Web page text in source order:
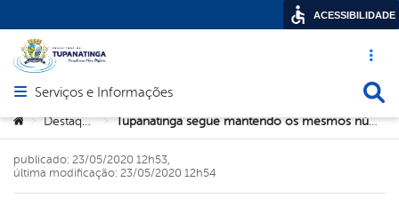
Acesso
Abrir menu principal de navegação
Serviços e Informações
Você está aqui:
> Destaques > Tupanatinga segue mantendo os mesmos números de casos confirmados de Covid-19
publicado: 23/05/2020 12h53,
última modificação: 23/05/2020 12h54
ACESSIBILIDADE